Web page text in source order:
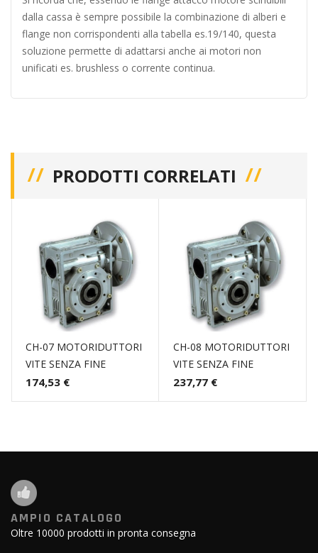
dalla cassa è sempre possibile la combinazione di alberi e
flange non corrispondenti alla tabella es.19/140, questa
soluzione permette di adattarsi anche ai motori non
unificati es. brushless o corrente continua.
PRODOTTI CORRELATI
CH-07 MOTORIDUTTORI
VITE SENZA FINE
174,53 €
CH-08 MOTORIDUTTORI
VITE SENZA FINE
237,77 €
AMPIO CATALOGO
Oltre 10000 prodotti in pronta consegna